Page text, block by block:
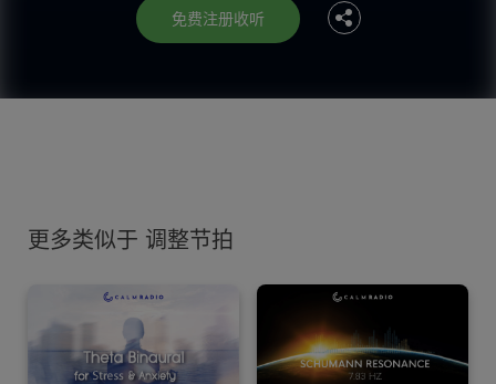
免费注册收听
更多类似于 调整节拍